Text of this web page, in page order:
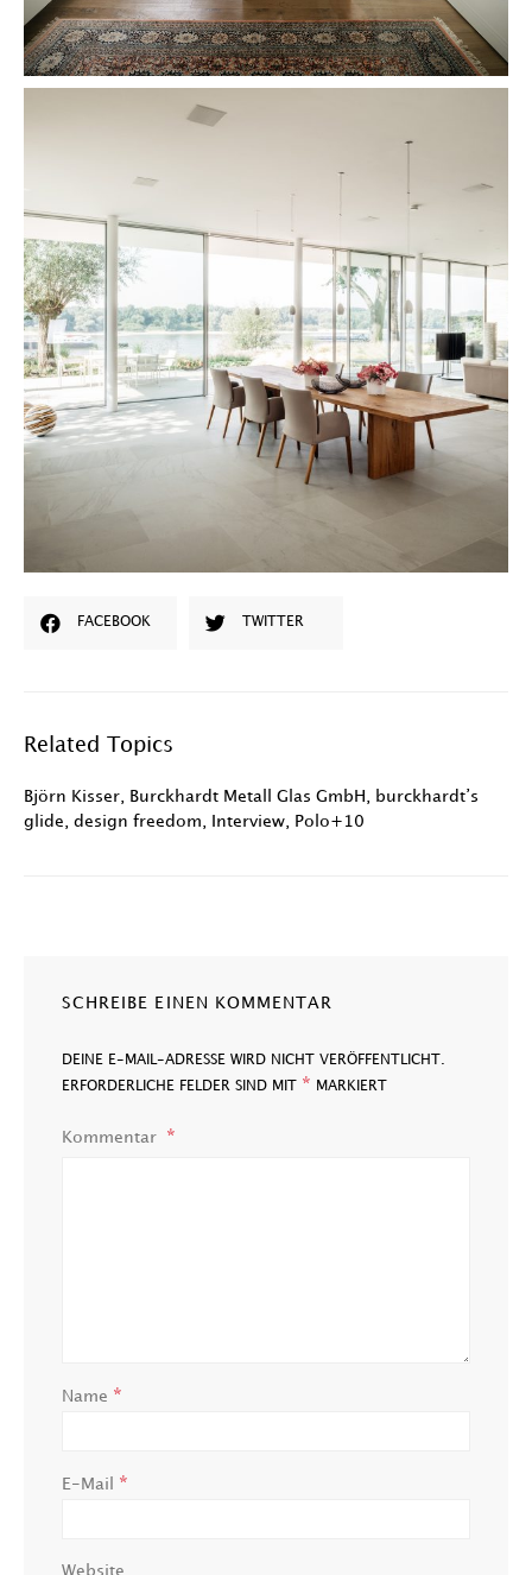
FACEBOOK TWITTER
Related Topics
Björn Kisser Burckhardt Metall Glas GmbH
burckhardt’s
glide
design freedom Interview Polo+10
SCHREIBE EINEN KOMMENTAR
DEINE E-MAIL-ADRESSE WIRD NICHT VERÖFFENTLICHT.
ERFORDERLICHE FELDER SIND MIT * MARKIERT
Kommentar
Name *
E-Mail *
Website